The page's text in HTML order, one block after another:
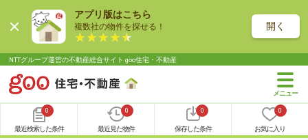
アプリ版はこちら
複数社の物件を探せる！ 開く
NTTグループ運営の不動産総合サイト goo住宅・不動産
0
最近検索した条件
0
最近見た物件
0
保存した条件
0
お気に入り